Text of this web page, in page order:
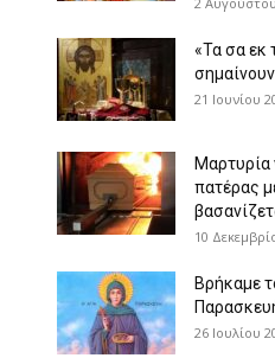
«Τα σα εκ
21 Ιουνίου
Μαρτυρία
πατέρας
10
Βρήκαμε
26 Ιουλίου